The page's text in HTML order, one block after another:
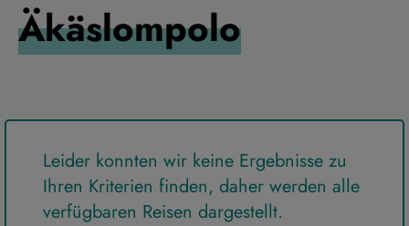
Äkäslompolo
Leider konnten wir keine Ergebnisse zu
Ihren Kriterien finden, daher werden alle
verfügbaren Reisen dargestellt.